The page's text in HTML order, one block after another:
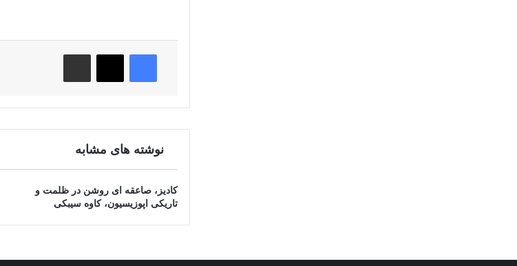
فیس بوک X اشتراک گذاری از طریق ایمیل
نوشته های مشابه
کادیز، صاعقه ای روشن در ظلمت و
تاریکی اپوزیسیون، کاوه سیبکی